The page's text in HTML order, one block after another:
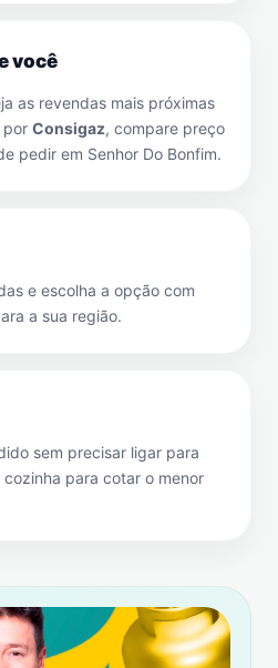
você
as revendas mais próximas
por Consigaz, compare preço
pedir em Senhor Do Bonfim.
e escolha a opção com
a sua região.
sem precisar ligar para
para cotar o menor